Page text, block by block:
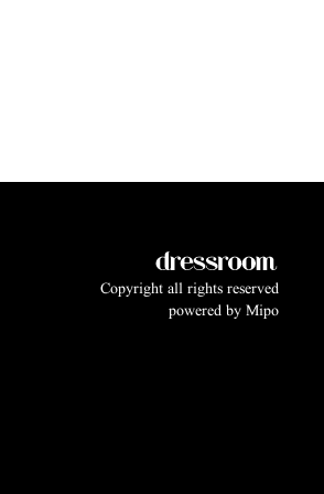
Copyright all rights reserved
powered by Mipo